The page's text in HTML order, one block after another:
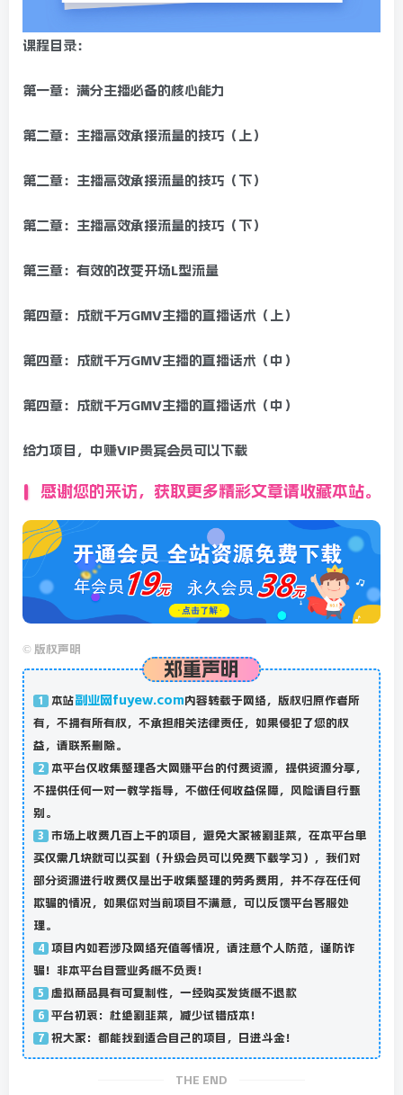
课程目录：
第一章：满分主播必备的核心能力
第二章：主播高效承接流量的技巧（上）
第二章：主播高效承接流量的技巧（下）
第二章：主播高效承接流量的技巧（下）
第三章：有效的改变开场L型流量
第四章：成就千万GMV主播的直播话术（上）
第四章：成就千万GMV主播的直播话术（中）
第四章：成就千万GMV主播的直播话术（中）
给力项目，中赚VIP贵宾会员可以下载
感谢您的来访，获取更多精彩文章请收藏本站。
© 版权声明
郑重声明
1 本站副业网fuyew.com内容转载于网络，版权归原作者所
有，不拥有所有权，不承担相关法律责任，如果侵犯了您的权
益，请联系删除。
2 本平台仅收集整理各大网赚平台的付费资源，提供资源分享，
不提供任何一对一教学指导，不做任何收益保障，风险请自行甄
别。
3 市场上收费几百上千的项目，避免大家被割韭菜，在本平台单
买仅需几块就可以买到（升级会员可以免费下载学习），我们对
部分资源进行收费仅是出于收集整理的劳务费用，并不存在任何
欺骗的情况，如果你对当前项目不满意，可以反馈平台客服处
理。
4 项目内如若涉及网络充值等情况，请注意个人防范，谨防诈
骗！非本平台自营业务概不负责！
5 虚拟商品具有可复制性，一经购买发货概不退款
6 平台初衷：杜绝割韭菜，减少试错成本！
7 祝大家：都能找到适合自己的项目，日进斗金！
THE END